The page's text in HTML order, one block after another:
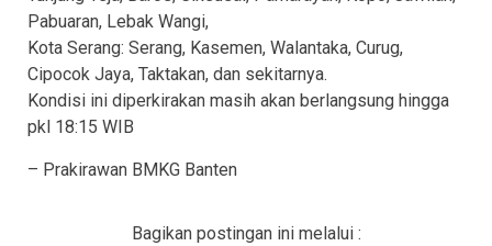
Pabuaran, Lebak Wangi,
Kota Serang: Serang, Kasemen, Walantaka, Curug,
Cipocok Jaya, Taktakan, dan sekitarnya.
Kondisi ini diperkirakan masih akan berlangsung hingga
pkl 18:15 WIB
– Prakirawan BMKG Banten
Bagikan postingan ini melalui :